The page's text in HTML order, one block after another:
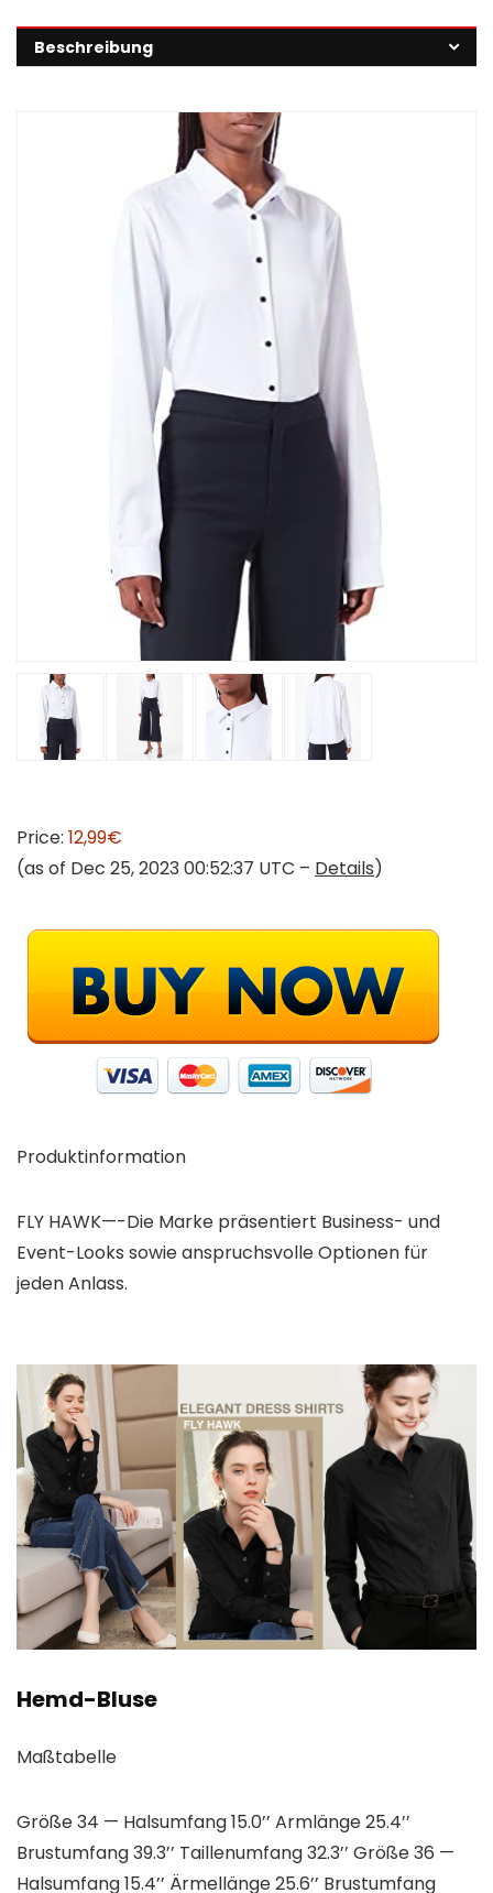
Beschreibung
Price: 12,99€
(as of Dec 25, 2023 00:52:37 UTC – Details)
Produktinformation
FLY HAWK—-Die Marke präsentiert Business- und
Event-Looks sowie anspruchsvolle Optionen für
jeden Anlass.
Hemd-Bluse
Maßtabelle
Größe 34 — Halsumfang 15.0’’ Armlänge 25.4’’
Brustumfang 39.3’’ Taillenumfang 32.3’’ Größe 36 —
Halsumfang 15.4’’ Ärmellänge 25.6’’ Brustumfang